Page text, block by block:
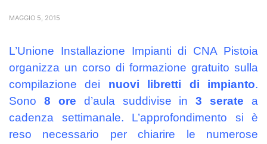
MAGGIO 5, 2015
L’Unione Installazione Impianti di CNA Pistoia
organizza un corso di formazione gratuito sulla
compilazione dei nuovi libretti di impianto.
Sono 8 ore d’aula suddivise in3 serate a
cadenza settimanale. L’approfondimento si è
reso necessario per chiarire le numerose